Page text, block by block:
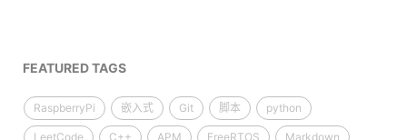
FEATURED TAGS
RaspberryPi 嵌入式 Git 脚本 python
LeetCode C++ APM FreeRTOS Markdown